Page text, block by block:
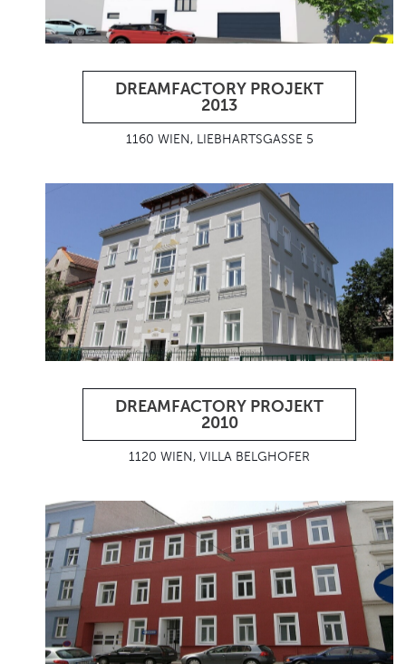
DREAMFACTORY PROJEKT
2013
1160 WIEN, LIEBHARTSGASSE 5
DREAMFACTORY PROJEKT
2010
1120 WIEN, VILLA BELGHOFER